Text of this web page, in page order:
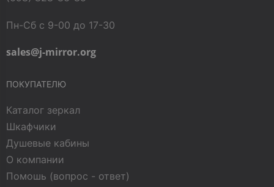
Пн-Сб с 9-00 до 17-30
sales@j-mirror.org
ПОКУПАТЕЛЮ
Каталог зеркал
Шкафчики
Душевые кабины
О компании
Помошь (вопрос - ответ)